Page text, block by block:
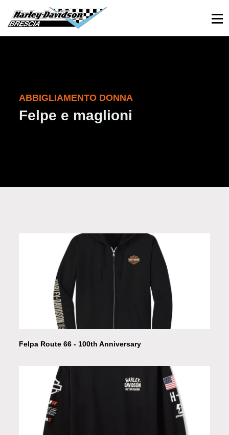
030 3366984 Viale Sant’Eufemia, 26 - Brescia
ABBIGLIAMENTO DONNA
Felpe e maglioni
Felpa Route 66 - 100th Anniversary